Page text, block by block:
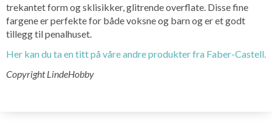
trekantet form og sklisikker, glitrende overflate. Disse fine
fargene er perfekte for både voksne og barn og er et godt
tillegg til penalhuset.
Her kan du ta en titt på våre andre produkter fra Faber-Castell.
Copyright LindeHobby